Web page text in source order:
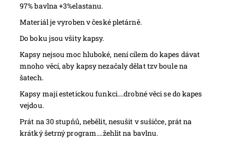
97% bavlna +3%elastanu.
Materiál je vyroben v české pletárně.
Do boku jsou všity kapsy.
Kapsy nejsou moc hluboké, není cílem do kapes dávat
mnoho věcí, aby kapsy nezačaly dělat tzv boule na
šatech.
Kapsy mají estetickou funkci....drobné věci se do kapes
vejdou.
Prát na 30 stupňů, nebělit, nesušit v sušičce, prát na
krátký šetrný program....žehlit na bavlnu.